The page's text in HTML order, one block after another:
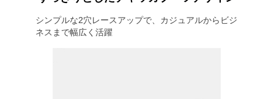
シンプルな2穴レースアップで、カジュアルからビジ
ネスまで幅広く活躍